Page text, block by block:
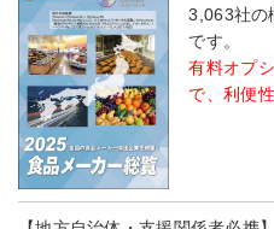
3,063社の
です。
有料オプ
で、利便